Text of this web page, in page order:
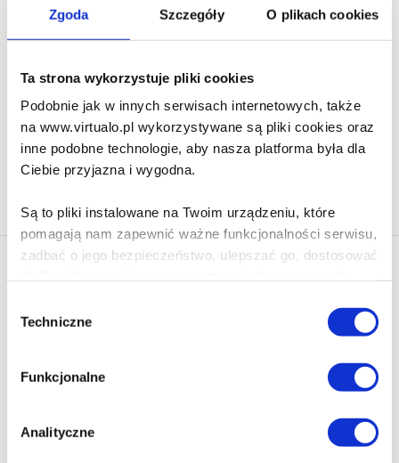
Zgoda Szczegóły O plikach cookies
Ta strona wykorzystuje pliki cookies
Podobnie jak w innych serwisach internetowych, także
na www.virtualo.pl wykorzystywane są pliki cookies oraz
inne podobne technologie, aby nasza platforma była dla
Ciebie przyjazna i wygodna.
Są to pliki instalowane na Twoim urządzeniu, które
pomagają nam zapewnić ważne funkcjonalności serwisu,
zadbać o jego bezpieczeństwo, ulepszać go, dostosować
Poza plikami, które są nam niezbędne do prawidłowego
i bezpiecznego działania serwisu - są także takie, które
wymagają Twojej zgody.
Każda udzielona zgoda poprawi Twoje doświadczenia
zgody
Techniczne
Funkcjonalne
Analityczne
Debbie Macomber
Newsletter - rabat 10%
marketingowych dotyczących virtualo.pl oraz partnerów biznesowych
Virtualo.
Polityce Prywatności
Wycofanie zgody nie wpływa na zgodność z prawem przetwarzania